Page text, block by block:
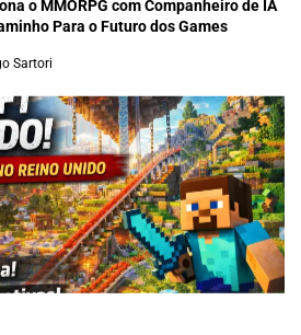
o MMORPG com Companheiro de IA
Para o Futuro dos Games
Sartori